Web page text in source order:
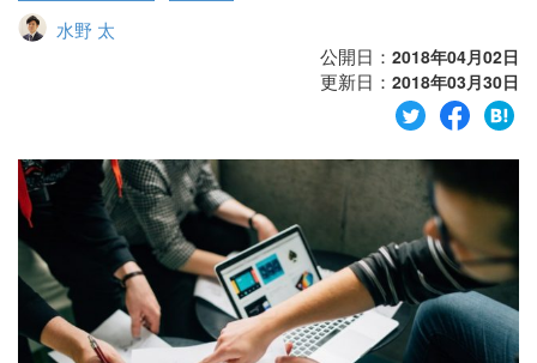
広告代理店・HP制作会社様へ
お問い合わせ
水野 太
公開日： 2018年04月02日
更新日： 2018年03月30日